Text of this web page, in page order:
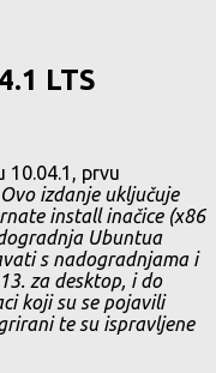
LTS
10.04.1, prvu
Ovo izdanje uključuje
install inačice (x86
Ubuntua
s nadogradnjama i
za desktop, i do
koji su se pojavili
te su ispravljene